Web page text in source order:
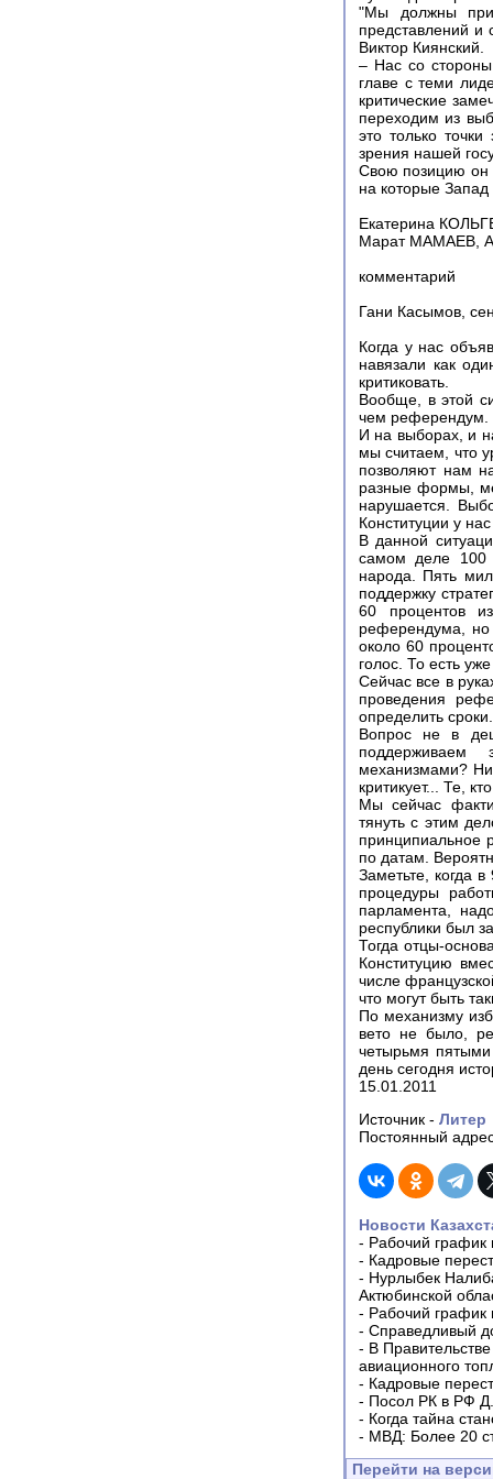
"Мы должны
представлений и
Виктор Киянский.
– Нас со
главе с теми
критические
переходим из
это только
зрения нашей
Свою позицию он
на которые Запад
Екатерина
Марат МАМАЕВ,
комментарий
Гани Касымов,
Когда у нас
навязали как
критиковать.
Вообще, в этой
чем референдум.
И на выборах, и
мы считаем, что
позволяют нам
разные формы,
нарушается.
Конституции у
В данной
самом деле 100
народа. Пять
поддержку
60 процентов
референдума, но
около 60
голос. То есть
Сейчас все в
проведения
определить
Вопрос не в
поддерживаем
механизмами?
критикует... Те,
Мы сейчас
тянуть с этим
принципиальное
по датам.
Заметьте, когда
процедуры
парламента,
республики был
Тогда отцы-
Конституцию
числе
что могут быть
По механизму
вето не было,
четырьмя
день сегодня
15.01.2011
Источник - Литер
Постоянный
Новости
- Рабочий график
- Кадровые
- Нурлыбек
Актюбинской
- Рабочий график
- Справедливый
- В
авиационного
- Кадровые
- Посол РК в РФ
- Когда тайна
- МВД: Более 20
Перейти на